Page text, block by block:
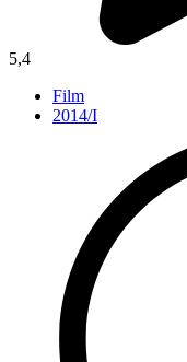
5,4
Film
2014/I